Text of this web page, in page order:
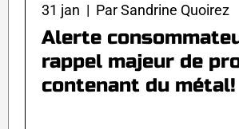
31 jan | Par Sandrine Quoirez
Alerte
rappel majeur de
contenant du métal!